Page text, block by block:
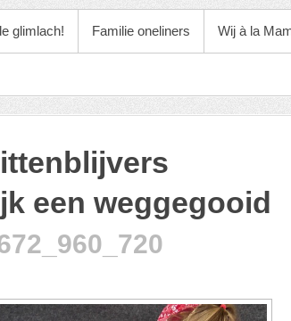
glimlach! Familie oneliners Wij à la
een weggegooid